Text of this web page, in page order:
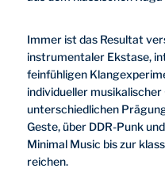
Immer ist das Resultat
instrumentaler Ekstase,
feinfühligen
individueller
unterschiedlichen
Geste, über DDR-Punk
Minimal Music bis zur
reichen.